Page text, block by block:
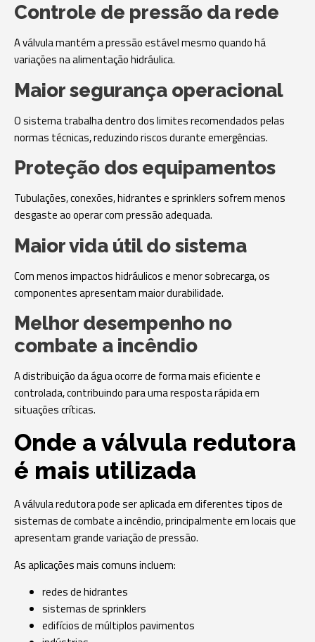
Controle de pressão da rede
A válvula mantém a pressão estável mesmo quando há
variações na alimentação hidráulica.
Maior segurança operacional
O sistema trabalha dentro dos limites recomendados pelas
normas técnicas, reduzindo riscos durante emergências.
Proteção dos equipamentos
Tubulações, conexões, hidrantes e sprinklers sofrem menos
desgaste ao operar com pressão adequada.
Maior vida útil do sistema
Com menos impactos hidráulicos e menor sobrecarga, os
componentes apresentam maior durabilidade.
Melhor desempenho no
combate a incêndio
A distribuição da água ocorre de forma mais eficiente e
controlada, contribuindo para uma resposta rápida em
situações críticas.
Onde a válvula redutora
é mais utilizada
A válvula redutora pode ser aplicada em diferentes tipos de
sistemas de combate a incêndio, principalmente em locais que
apresentam grande variação de pressão.
As aplicações mais comuns incluem:
redes de hidrantes
sistemas de sprinklers
edifícios de múltiplos pavimentos